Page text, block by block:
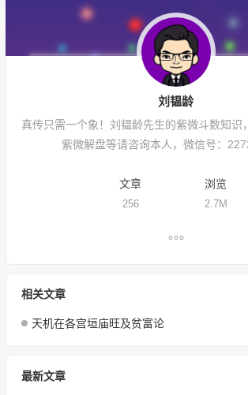
刘韫龄
真传只需一个象！刘韫龄先生的紫微斗数知识
紫微解盘等请咨询本人，微信号：
文章
256
浏览
2.7M
相关文章
天机在各宫垣庙旺及贫富论
最新文章